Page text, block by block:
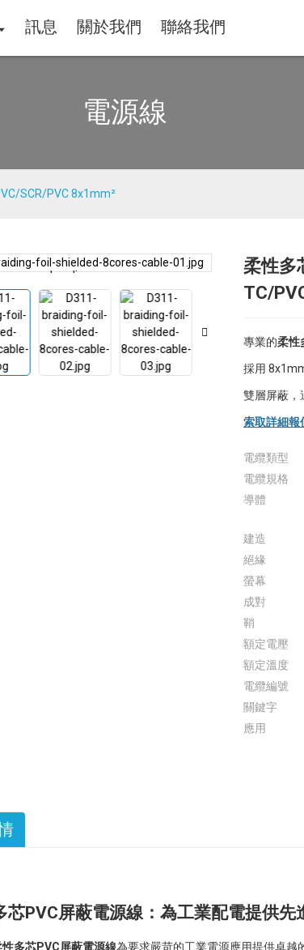
訊息 關於我們 聯絡我們
電源線
SCR/PVC 8x1mm²
Loading...
Loading...
柔性多
TC/
專業的柔性
採用
雙層屏蔽，
索取詳細報
電纜類型
電纜規格
導體
建造
絕緣
螢幕
成對
鞘
額定電壓
額定溫度
電纜編號
關鍵字
應用
芯PVC屏蔽電源線：為工業配電提供先
性多芯PVC屏蔽電源線為要求嚴苛的工業電源應用提供卓越